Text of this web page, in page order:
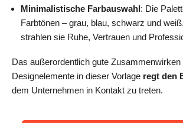
Minimalistische Farbauswahl: Die
Farbtönen – grau, blau, schwarz und
strahlen sie Ruhe, Vertrauen und
Das außerordentlich gute Zusammenwirken
Designelemente in dieser Vorlage regt den
dem Unternehmen in Kontakt zu treten.